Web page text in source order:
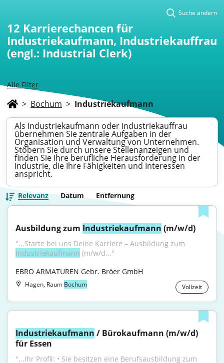
Alle Filter
Suche ändern
12 Karrierechancen für
Industriekaufmann, Industriekauffrau
(engl.: Industrial Clerk)
> Bochum > Industriekaufmann
Als Industriekaufmann oder Industriekauffrau
übernehmen Sie zentrale Aufgaben in der
Organisation und Verwaltung von Unternehmen.
Stöbern Sie durch unsere Stellenanzeigen und
finden Sie Ihre berufliche Herausforderung in der
Industrie, die Ihre Fähigkeiten und Interessen
anspricht.
Relevanz Datum Entfernung
Ausbildung zum Industriekaufmann (m/w/d)
Industriekaufmann (m/w/d..."
EBRO ARMATUREN Gebr. Bröer GmbH
Hagen, Raum Bochum Vollzeit
Industriekaufmann / Bürokaufmann (m/w/d)
für Essen